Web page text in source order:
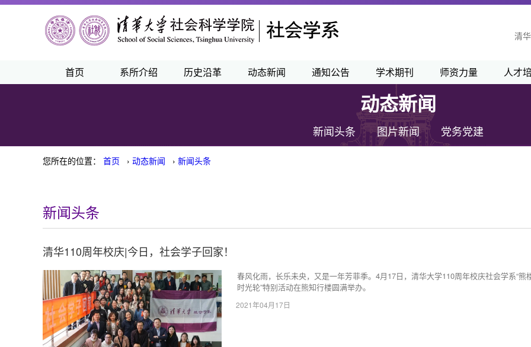
清
首页 系所介绍 历史沿革 动态新闻 通知公告 学术期刊 师资力量 人才
动态新闻
新闻头条 图片新闻 党务党建
您所在的位置： 首页 › 动态新闻 › 新闻头条
新闻头条
清华110周年校庆|今日，社会学子回家！
春风化雨，长乐未央，又是一年芳菲季。4月17日，清华大学110周年校庆社会学系“熊
时光轮”特别活动在熊知行楼圆满举办。
2021年04月17日